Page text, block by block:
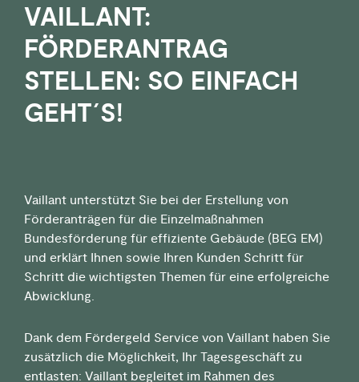
VAILLANT:
FÖRDERANTRAG
STELLEN: SO EINFACH
GEHT´S!
Vaillant unterstützt Sie bei der Erstellung von
Förderanträgen für die Einzelmaßnahmen
Bundesförderung für effiziente Gebäude (BEG EM)
und erklärt Ihnen sowie Ihren Kunden Schritt für
Schritt die wichtigsten Themen für eine erfolgreiche
Abwicklung.
Dank dem Fördergeld Service von Vaillant haben Sie
zusätzlich die Möglichkeit, Ihr Tagesgeschäft zu
entlasten: Vaillant begleitet im Rahmen des